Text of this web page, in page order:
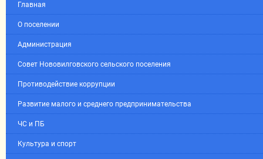
Главная
О поселении
Администрация
Совет Нововилговского сельского поселения
Противодействие коррупции
Развитие малого и среднего предпринимательства
ЧС и ПБ
Культура и спорт